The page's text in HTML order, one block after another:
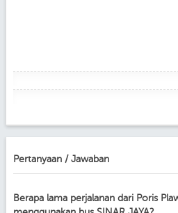
Pertanyaan / Jawaban
Berapa lama perjalanan dari Poris